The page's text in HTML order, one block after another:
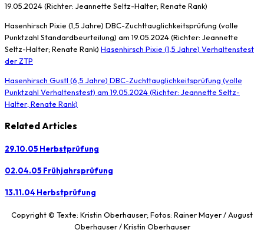
19.05.2024 (Richter: Jeannette Seltz-Halter; Renate Rank)
Hasenhirsch Pixie (1,5 Jahre) DBC-Zuchttauglichkeitsprüfung (volle
Punktzahl Standardbeurteilung) am 19.05.2024 (Richter: Jeannette
Seltz-Halter; Renate Rank) Hasenhirsch Pixie (1,5 Jahre) Verhaltenstest
der ZTP
Hasenhirsch Gustl (6,5 Jahre) DBC-Zuchttauglichkeitsprüfung (volle
Punktzahl Verhaltenstest) am 19.05.2024 (Richter: Jeannette Seltz-
Halter; Renate Rank)
Related Articles
29.10.05 Herbstprüfung
02.04.05 Frühjahrsprüfung
13.11.04 Herbstprüfung
Copyright © Texte: Kristin Oberhauser; Fotos: Rainer Mayer / August
Oberhauser / Kristin Oberhauser